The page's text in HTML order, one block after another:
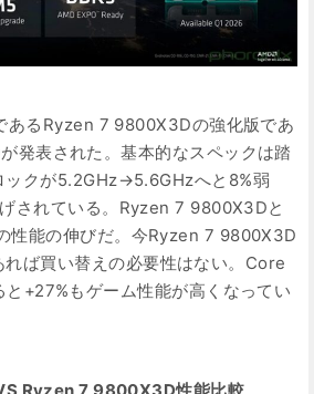
あるRyzen 7 9800X3Dの強化版であ
発表された。基本的なスペックは踏
ックが5.2GHz→5.6GHzへと8%弱
されている。Ryzen 7 9800X3Dと
性能の伸びだ。今Ryzen 7 9800X3D
れば買い替えの必要性はない。Core
+27%もゲーム性能が高くなってい
Ryzen 7 9800X3D性能比較